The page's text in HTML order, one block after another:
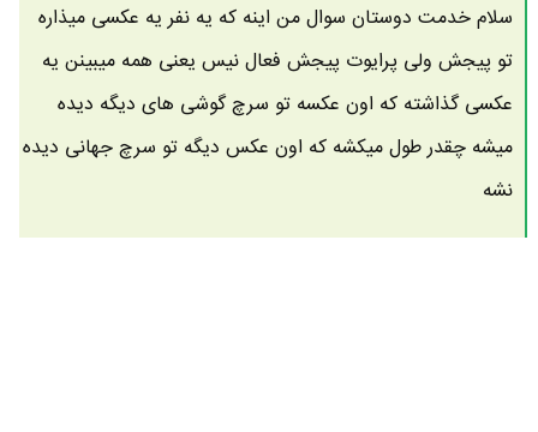
سلام خدمت دوستان سوال من اینه که یه نفر یه عکسی میذاره
تو پیجش ولی پرایوت پیجش فعال نیس یعنی همه میبینن یه
عکسی گذاشته که اون عکسه تو سرچ گوشی های دیگه دیده
میشه چقدر طول میکشه که اون عکس دیگه تو سرچ جهانی دیده
نشه